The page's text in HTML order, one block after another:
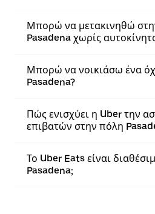
Μπορώ να μετακινηθώ
Pasadena χωρίς
Μπορώ να νοικιάσω ένα
Pasadena?
Πώς ενισχύει η Uber την
επιβατών στην πόλη
Το Uber Eats είναι
Pasadena;